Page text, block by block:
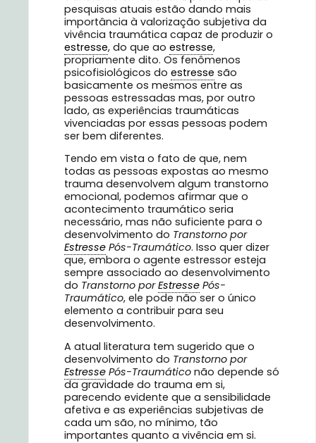
pesquisas atuais estão dando mais
importância à valorização subjetiva da
vivência traumática capaz de produzir o
estresse, do que ao estresse,
propriamente dito. Os fenômenos
psicofisiológicos do estresse são
basicamente os mesmos entre as
pessoas estressadas mas, por outro
lado, as experiências traumáticas
vivenciadas por essas pessoas podem
ser bem diferentes.
Tendo em vista o fato de que, nem
todas as pessoas expostas ao mesmo
trauma desenvolvem algum transtorno
emocional, podemos afirmar que o
acontecimento traumático seria
necessário, mas não suficiente para o
desenvolvimento do Transtorno por
Estresse Pós-Traumático. Isso quer dizer
que, embora o agente estressor esteja
sempre associado ao desenvolvimento
do Transtorno porEstresse Pós-
Traumático, ele pode não ser o único
elemento a contribuir para seu
desenvolvimento.
A atual literatura tem sugerido que o
desenvolvimento do Transtorno por
Estresse Pós-Traumático não depende só
da gravidade do trauma em si,
parecendo evidente que a sensibilidade
afetiva e as experiências subjetivas de
cada um são, no mínimo, tão
importantes quanto a vivência em si.